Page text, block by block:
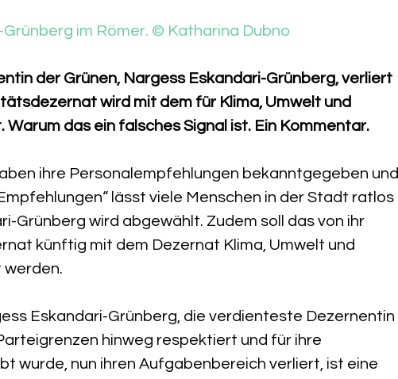
im Römer. © Katharina Dubno
der Grünen, Nargess Eskandari-Grünberg, verliert
wird mit dem für Klima, Umwelt und
Warum das ein falsches Signal ist. Ein Kommentar.
ihre Personalempfehlungen bekanntgegeben und
lässt viele Menschen in der Stadt ratlos
Grünberg wird abgewählt. Zudem soll das von ihr
künftig mit dem Dezernat Klima, Umwelt und
werden.
Eskandari-Grünberg, die verdienteste Dezernentin
hinweg respektiert und für ihre
wurde, nun ihren Aufgabenbereich verliert, ist eine